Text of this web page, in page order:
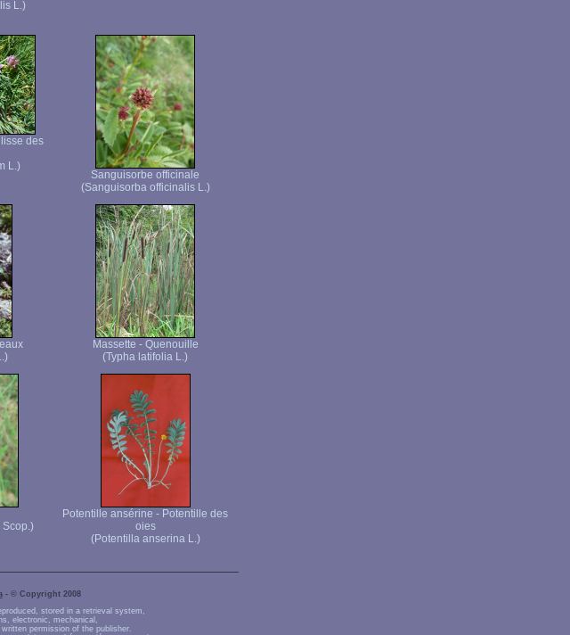
L.)
des
L.)
Sanguisorbe officinale
(Sanguisorba officinalis L.)
Massette - Quenouille
(Typha latifolia L.)
Potentille ansérine - Potentille des
oies
(Potentilla anserina L.)
- © Copyright 2008
stored in a retrieval system,
electronic, mechanical,
permission of the publisher.